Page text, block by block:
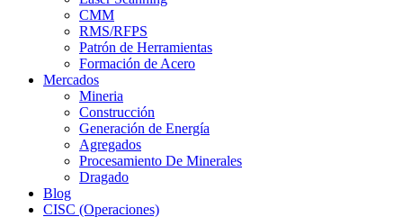
CMM
RMS/RFPS
Patrón de Herramientas
Formación de Acero
Mercados
Mineria
Construcción
Generación de Energía
Agregados
Procesamiento De Minerales
Dragado
Blog
CISC (Operaciones)